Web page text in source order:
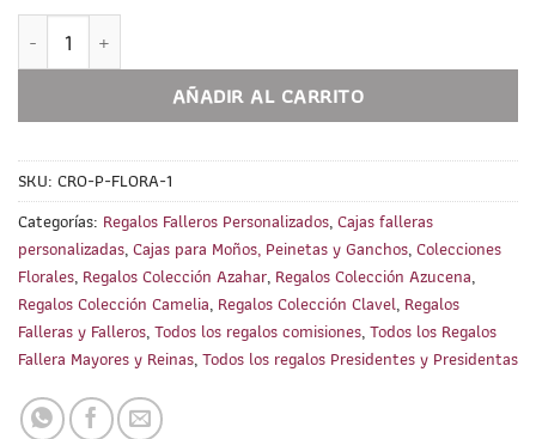
Caja para Rodetes PERSONALIZADA. Colecciones Florales
AÑADIR AL CARRITO
SKU: CRO-P-FLORA-1
Categorías: Regalos Falleros Personalizados,Cajas falleras
personalizadas,Cajas para Moños, Peinetas y Ganchos,Colecciones
Florales, Regalos Colección Azahar, Regalos Colección Azucena,
Regalos Colección Camelia, Regalos Colección Clavel, Regalos
Falleras y Falleros,Todos los regalos comisiones,Todos los Regalos
Fallera Mayores y Reinas,Todos los regalos Presidentes y Presidentas